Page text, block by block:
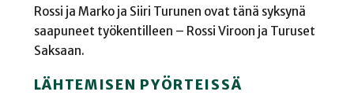
Rossi ja Marko ja Siiri Turunen ovat tänä syksynä
saapuneet työkentilleen – Rossi Viroon ja Turuset
Saksaan.
LÄHTEMISEN PYÖRTEISSÄ